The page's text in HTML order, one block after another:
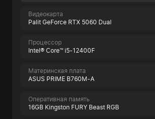
Видеокарта
Palit GeForce RTX 5060 Dual
Процессор
Intel® Core™ i5-12400F
Материнская плата
ASUS PRIME B760M-A
Оперативная память
16GB Kingston FURY Beast RGB